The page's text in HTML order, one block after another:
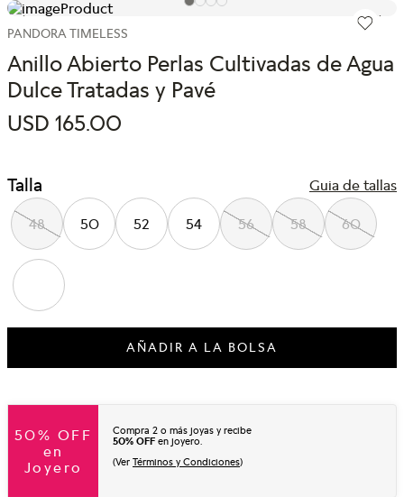
PANDORA TIMELESS
Anillo Abierto Perlas Cultivadas de Agua
Dulce Tratadas y Pavé
USD 165.00
Talla Guia de tallas
48 50 52 54 56 58 60
AÑADIR A LA BOLSA
50% OFF
en
Joyero
Compra 2 o más joyas y recibe
50% OFF en joyero.
(Ver Términos y Condiciones)